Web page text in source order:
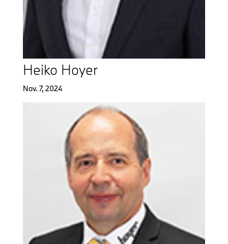
Heiko Hoyer
Nov. 7, 2024